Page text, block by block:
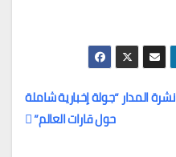
نشرة المدار “جولة إخبارية شاملة
حول قارات العالم”